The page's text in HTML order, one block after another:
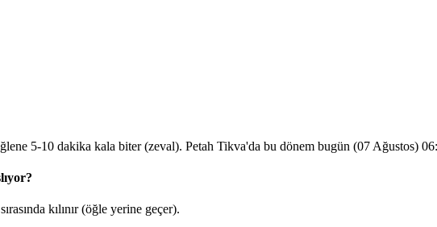
5-10 dakika kala biter (zeval). Petah Tikva'da bu dönem bugün (07 Ağustos)
kılınır (öğle yerine geçer).